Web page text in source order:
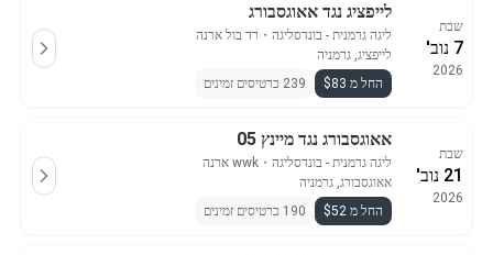
שבת
7 נוב'
2026
לייפציג נגד אאוגסבורג
ליגה גרמנית - בונדסליגה ・ רד בול ארנה
לייפציג, גרמניה
החל מ $83
239 כרטיסים זמינים
שבת
21 נוב'
2026
אאוגסבורג נגד מיינץ 05
ליגה גרמנית - בונדסליגה ・ wwk ארנה
אאוגסבורג, גרמניה
החל מ $52
190 כרטיסים זמינים